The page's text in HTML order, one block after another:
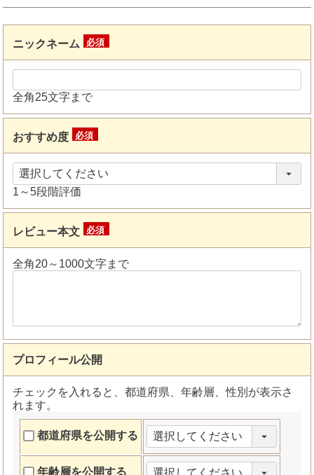
ニックネーム
須)
全角25文字まで
おすすめ度
須)
1～5段階評価
レビュー本文
須)
全角20～1000文字まで
プロフィール公開
チェックを入れると、都道府県、年齢層、性別が表示さ
れます。
都道府県を公開する
年齢層を公開する